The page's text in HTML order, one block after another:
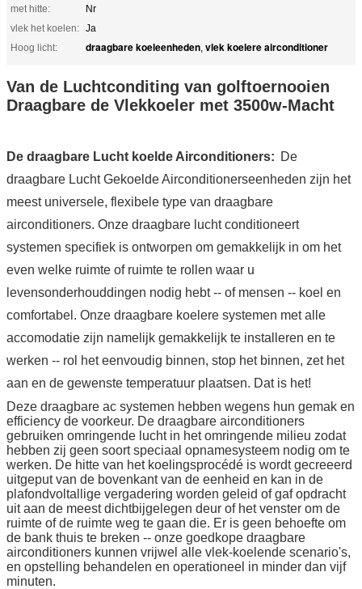
met hitte:
Nr
vlek het koelen: Ja
Hoog licht:
draagbare koeleenheden, vlek koelere airconditioner
Van de Luchtconditing van golftoernooien
Draagbare de Vlekkoeler met 3500w-Macht
De draagbare Lucht koelde Airconditioners: De
draagbare Lucht Gekoelde Airconditionerseenheden zijn het
meest universele, flexibele type van draagbare
airconditioners. Onze draagbare lucht conditioneert
systemen specifiek is ontworpen om gemakkelijk in om het
even welke ruimte of ruimte te rollen waar u
levensonderhouddingen nodig hebt -- of mensen -- koel en
comfortabel. Onze draagbare koelere systemen met alle
accomodatie zijn namelijk gemakkelijk te installeren en te
werken -- rol het eenvoudig binnen, stop het binnen, zet het
aan en de gewenste temperatuur plaatsen. Dat is het!
Deze draagbare ac systemen hebben wegens hun gemak en
efficiency de voorkeur. De draagbare airconditioners
gebruiken omringende lucht in het omringende milieu zodat
hebben zij geen soort speciaal opnamesysteem nodig om te
werken. De hitte van het koelingsprocédé is wordt gecreeerd
uitgeput van de bovenkant van de eenheid en kan in de
plafondvoltallige vergadering worden geleid of gaf opdracht
uit aan de meest dichtbijgelegen deur of het venster om de
ruimte of de ruimte weg te gaan die. Er is geen behoefte om
de bank thuis te breken -- onze goedkope draagbare
airconditioners kunnen vrijwel alle vlek-koelende scenario's,
en opstelling behandelen en operationeel in minder dan vijf
minuten.